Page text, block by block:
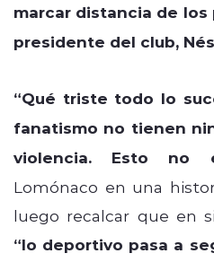
marcar distancia de
presidente del club,
“Qué triste todo lo
fanatismo no tienen
violencia. Esto no
Lomónaco en una
luego recalcar que en
“lo deportivo pasa a